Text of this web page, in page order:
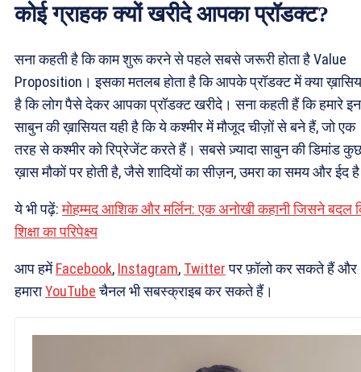
कोई ग्राहक क्यों खरीदे आपका प्रॉडक्ट?
सना कहती है कि काम शुरू करने से पहले सबसे जरूरी होता है Value
Proposition। इसका मतलब होता है कि आपके प्रॉडक्ट में क्या
है कि लोग पैसे देकर आपका प्रॉडक्ट खरीदे। सना कहती हैं कि हमारे इन
साबुन की ख़ासियत यही है कि ये कश्मीर में मौजूद चीज़ों से बने हैं, जो एक
तरह से कश्मीर को रिप्रेजेंट करते हैं। सबसे ज़्यादा साबुन की डिमांड
ख़ास मौकों पर होती है, जैसे शादियों का सीज़न, उमरा का समय और ईद
ये भी पढ़ें:मोहम्मद आशिक और मर्लिन: एक अनोखी कहानी जिसने बदल
शिक्षा का परिपेक्ष्य
आप हमेंFacebook, Instagram, Twitterपर फ़ॉलो कर सकते हैं और
हमाराYouTubeचैनल भी सबस्क्राइब कर सकते हैं।